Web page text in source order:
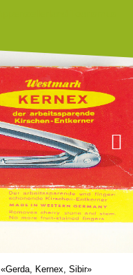
«Gerda, Kernex, Sibir»